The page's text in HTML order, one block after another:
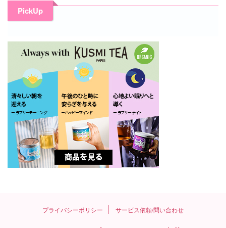
PickUp
プライバシーポリシー サービス依頼/問い合わせ